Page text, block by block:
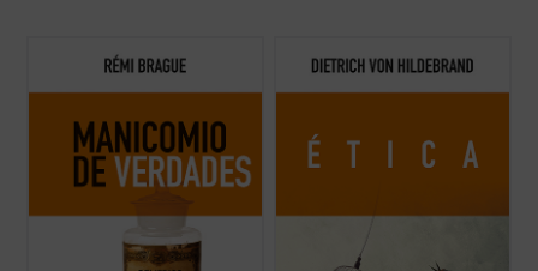
Brague se remite a nuestros antepasados
intelectuales del mundo medieval para
preservar ante la crisis moderna. «¿Qué
(ver ficha)
Este libro es ya un clásico de la filosofía
moral contemporánea. Grandioso en la
cotidiana, una descripción global de ...